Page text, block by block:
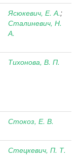
Ясюкевич, Е. А.;
Сталиневич, Н.
А.
Тихонова, В. П.
Стокоз, Е. В.
Стецкевич, П. Т.